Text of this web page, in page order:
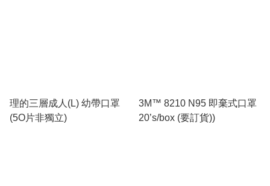
理的三層成人(L) 幼帶口罩
(5O片非獨立)
3M™ 8210 N95 即棄式口罩
20’s/box (要訂貨))